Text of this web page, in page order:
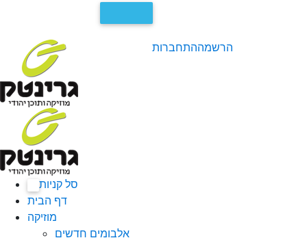
התחברותהרשמה
סל קניות
דף הבית
מוזיקה
אלבומים חדשים